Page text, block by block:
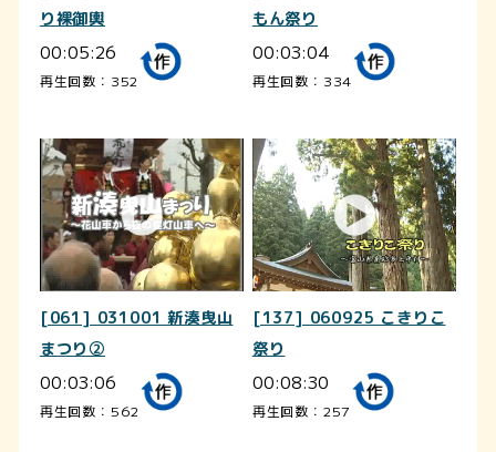
り裸御輿
00:05:26
再生回数：352
もん祭り
00:03:04
再生回数：334
[061] 031001 新湊曳山
まつり②
00:03:06
再生回数：562
[137] 060925 こきりこ
祭り
00:08:30
再生回数：257